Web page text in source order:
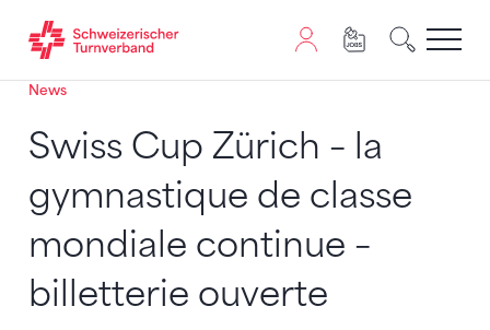
Zum Inhalt springen
Zur Sitemap navigieren
Zum Navigieren dieser Seite wird JavaScript benötigt.
News
Swiss Cup Zürich – la
gymnastique de classe
mondiale continue –
billetterie ouverte